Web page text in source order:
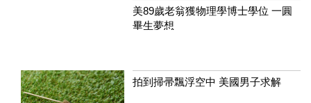
美89歲老翁獲物理學博士學位 一圓
畢生夢想
拍到掃帚飄浮空中 美國男子求解